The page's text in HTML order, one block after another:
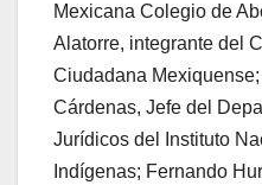
Mexicana Colegio de
Alatorre, integrante del
Ciudadana
Cárdenas, Jefe del
Jurídicos del Instituto
Indígenas; Fernando